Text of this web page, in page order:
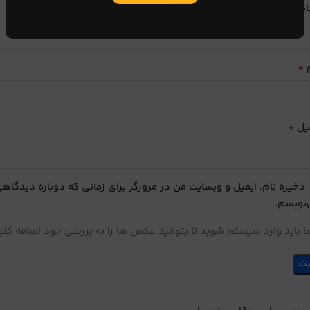
*
*
ذخیره نام، ایمیل و وبسایت من در مرورگر برای زمانی که دوباره
باید وارد سیستم شوید تا بتوانید عکس ها را به بررسی خود اضافه